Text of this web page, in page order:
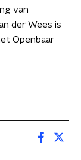
van
der Wees is
Openbaar